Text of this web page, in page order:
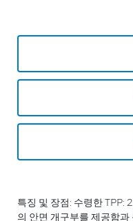
특징 및 장점: 수령한 TPP:
의 안면 개구부를 제공함